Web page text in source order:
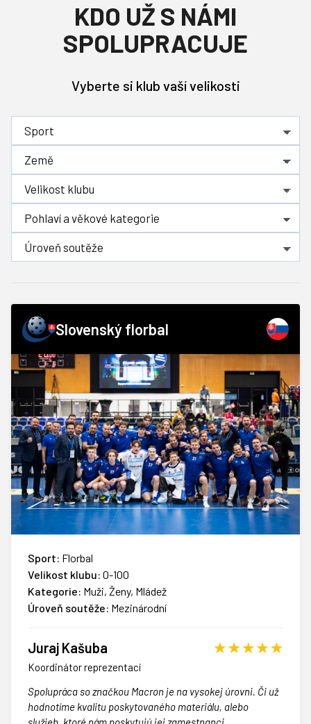
KDO UŽ S NÁMI
SPOLUPRACUJE
Vyberte si klub vaší velikosti
Slovenský florbal
Sport: Florbal
Velikost klubu: 0-100
Kategorie: Muži, Ženy, Mládež
Úroveň soutěže: Mezinárodní
Juraj Kašuba
Koordinátor reprezentací
Spolupráca so značkou Macron je na vysokej úrovni. Či už
hodnotíme kvalitu poskytovaného materiálu, alebo